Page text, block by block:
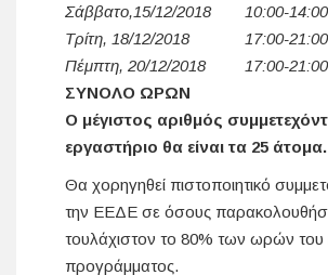
Σάββατο,15/12/2018
10:00-14:00
Τρίτη, 18/12/2018
17:00-21:00
Πέμπτη, 20/12/2018
17:00-21:00
ΣΥΝΟΛΟ ΩΡΩΝ
Ο μέγιστος αριθμός
εργαστήριο θα είναι τα 25 άτομα.
Θα χορηγηθεί πιστοποιητικό
την ΕΕΔΕ σε όσους
τουλάχιστον το 80% των ωρών του
προγράμματος.